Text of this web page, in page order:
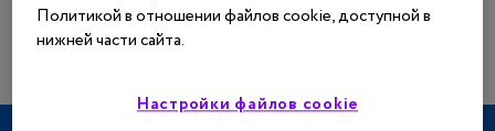
Политикой в отношении файлов cookie, доступной в
нижней части сайта.
Настройки файлов cookie